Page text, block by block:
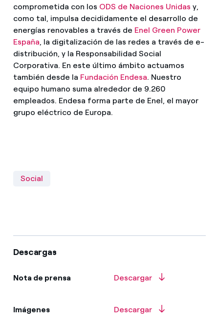
comprometida con los ODS de Naciones Unidas y,
como tal, impulsa decididamente el desarrollo de
energías renovables a través de Enel Green Power
España, la digitalización de las redes a través de e-
distribución, y la Responsabilidad Social
Corporativa. En este último ámbito actuamos
también desde la Fundación Endesa. Nuestro
equipo humano suma alrededor de 9.260
empleados. Endesa forma parte de Enel, el mayor
grupo eléctrico de Europa.
Social
Descargas
Nota de prensa Descargar
Imágenes Descargar